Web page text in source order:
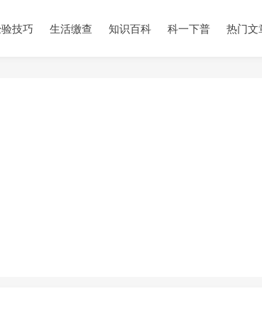
技巧 生活缴查 知识百科 科一下普 热门文